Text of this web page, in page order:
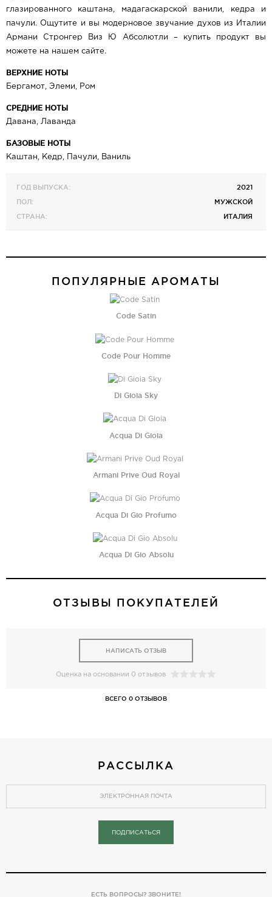
глазированного каштана, мадагаскарской ванили, кедра и
пачули. Ощутите и вы модерновое звучание духов из Италии
Армани Стронгер Виз Ю Абсолютли – купить продукт вы
можете на нашем сайте.
ВЕРХНИЕ НОТЫ
Бергамот, Элеми, Ром
СРЕДНИЕ НОТЫ
Давана, Лаванда
БАЗОВЫЕ НОТЫ
Каштан, Кедр, Пачули, Ваниль
ГОД ВЫПУСКА:
2021
ПОЛ:
МУЖСКОЙ
СТРАНА:
ИТАЛИЯ
ПОПУЛЯРНЫЕ АРОМАТЫ
Code Satin
Code Pour Homme
Di Gioia Sky
Acqua Di Gioia
Armani Prive Oud Royal
Acqua Di Gio Profumo
Acqua Di Gio Absolu
ОТЗЫВЫ ПОКУПАТЕЛЕЙ
НАПИСАТЬ ОТЗЫВ
Оценка на основании 0 отзывов
ВСЕГО 0 ОТЗЫВОВ
РАССЫЛКА
ПОДПИСАТЬСЯ
ЕСТЬ ВОПРОСЫ? ЗВОНИТЕ!